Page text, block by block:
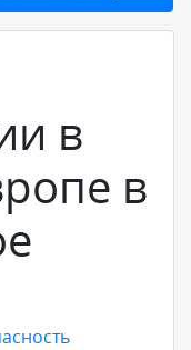
в
в